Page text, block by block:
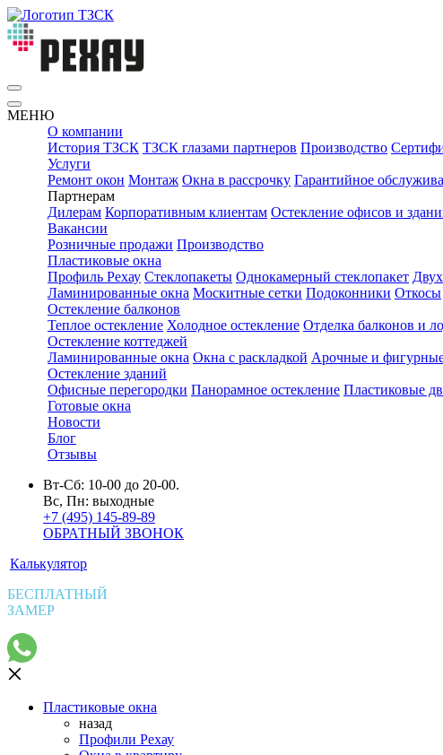
МЕНЮ
О компании
История ТЗСК ТЗСК глазами партнеров Производство
Услуги
Ремонт окон Монтаж Окна в рассрочку Гарантийное
Партнерам
Дилерам Корпоративным клиентам Остекление офисов и
Вакансии
Розничные продажи Производство
Пластиковые окна
Профиль Рехау Стеклопакеты Однокамерный стеклопакет
Ламинированные окна Москитные сетки Подоконники Откосы
Остекление балконов
Теплое остекление Холодное остекление Отделка балконов и
Остекление коттеджей
Ламинированные окна Окна с раскладкой Арочные и
Остекление зданий
Офисные перегородки Панорамное остекление Пластиковые
Готовые окна
Новости
Блог
Отзывы
Вт-Сб: 10-00 до 20-00.
Вс, Пн: выходные
+7 (495) 145-89-89
ОБРАТНЫЙ ЗВОНОК
Калькулятор
БЕСПЛАТНЫЙ
ЗАМЕР
Пластиковые окна
назад
Профили Рехау